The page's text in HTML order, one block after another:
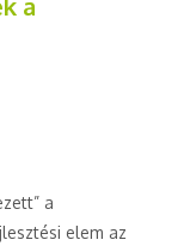
a
a
elem az